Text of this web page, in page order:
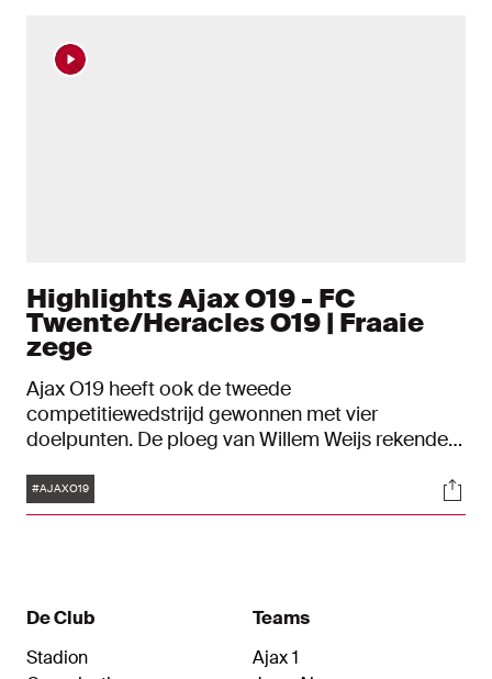
Highlights Ajax O19 - FC
Twente/Heracles O19 | Fraaie
zege
Ajax O19 heeft ook de tweede
competitiewedstrijd gewonnen met vier
doelpunten. De ploeg van Willem Weijs rekende
Twente/Heracles op sportcomplex de Toekomst:
4-0. Na afloop keken de trainer van aanvoerder
Tags
#AJAXO19
De Club
Stadion
Teams
Ajax 1